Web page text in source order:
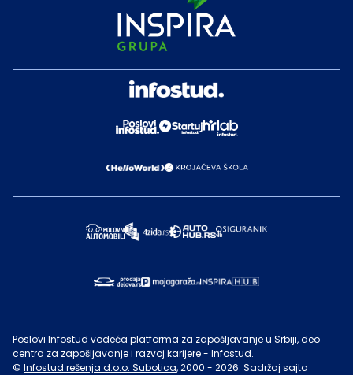
Poslovi Infostud vodeća platforma za zapošljavanje u Srbiji, deo
centra za zapošljavanje i razvoj karijere - Infostud.
© Infostud rešenja d.o.o. Subotica, 2000 - 2026. Sadržaj sajta